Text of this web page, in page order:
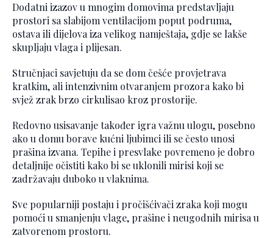
Dodatni izazov u mnogim domovima predstavljaju
prostori sa slabijom ventilacijom poput podruma,
ostava ili dijelova iza velikog namještaja, gdje se lakše
skupljaju vlaga i plijesan.
Stručnjaci savjetuju da se dom češće provjetrava
kratkim, ali intenzivnim otvaranjem prozora kako bi
svjež zrak brzo cirkulisao kroz prostorije.
Redovno usisavanje također igra važnu ulogu, posebno
ako u domu borave kućni ljubimci ili se često unosi
prašina izvana. Tepihe i presvlake povremeno je dobro
detaljnije očistiti kako bi se uklonili mirisi koji se
zadržavaju duboko u vlaknima.
Sve popularniji postaju i pročišćivači zraka koji mogu
pomoći u smanjenju vlage, prašine i neugodnih mirisa u
zatvorenom prostoru.